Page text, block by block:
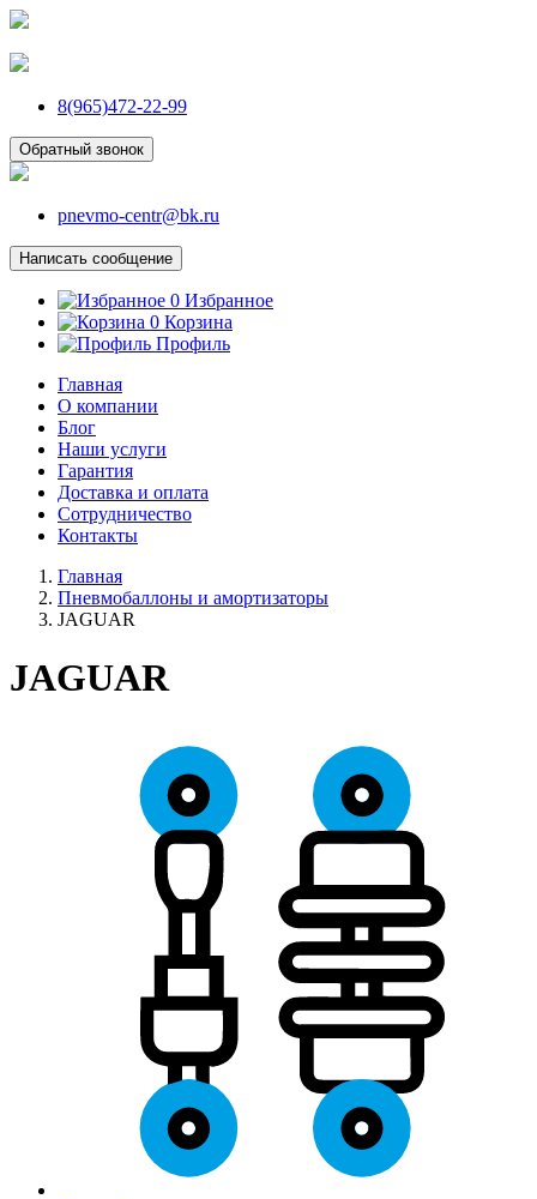
8(965)472-22-99
Обратный звонок
pnevmo-centr@bk.ru
Написать сообщение
0 Избранное
0 Корзина
Профиль
Главная
О компании
Блог
Наши услуги
Гарантия
Доставка и оплата
Сотрудничество
Контакты
Главная
Пневмобаллоны и амортизаторы
JAGUAR
JAGUAR